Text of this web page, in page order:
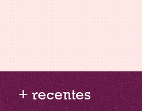
+ recentes